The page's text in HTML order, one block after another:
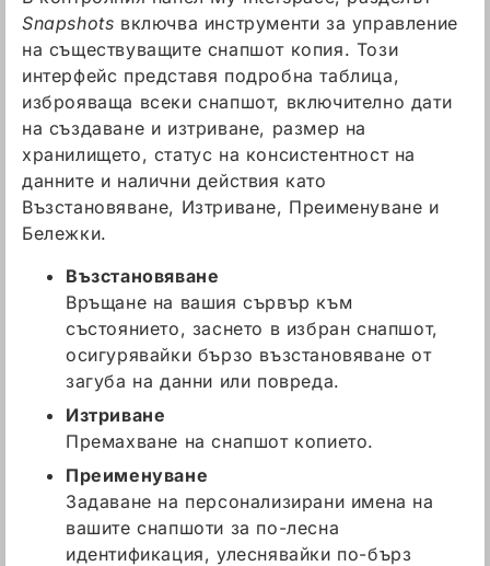
Snapshots включва инструменти за управление
на съществуващите снапшот копия. Този
интерфейс представя подробна таблица,
изброяваща всеки снапшот, включително дати
на създаване и изтриване, размер на
хранилището, статус на консистентност на
данните и налични действия като
Възстановяване, Изтриване, Преименуване и
Бележки.
Възстановяване
Връщане на вашия сървър към
състоянието, заснето в избран снапшот,
осигурявайки бързо възстановяване от
загуба на данни или повреда.
Изтриване
Премахване на снапшот копието.
Преименуване
Задаване на персонализирани имена на
вашите снапшоти за по-лесна
идентификация, улеснявайки по-бърз